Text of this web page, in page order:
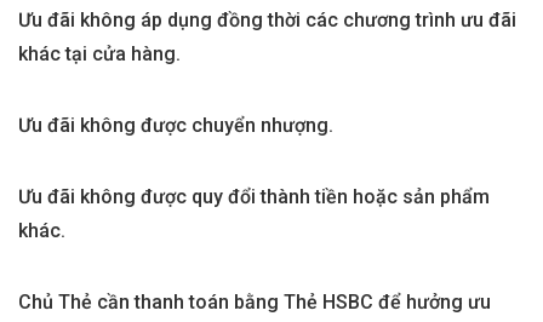
Ưu đãi không áp dụng đồng thời các chương trình ưu đãi
khác tại cửa hàng.
Ưu đãi không được chuyển nhượng.
Ưu đãi không được quy đổi thành tiền hoặc sản phẩm
khác.
Chủ Thẻ cần thanh toán bằng Thẻ HSBC để hưởng ưu